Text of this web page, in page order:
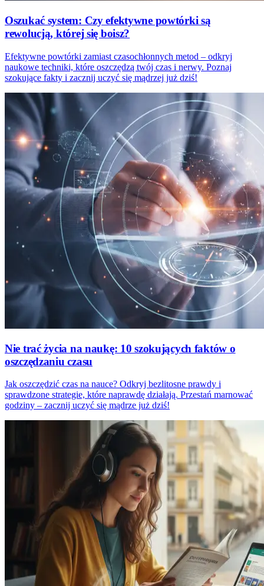
Oszukać system: Czy efektywne powtórki są
rewolucją, której się boisz?
Efektywne powtórki zamiast czasochłonnych metod – odkryj
naukowe techniki, które oszczędzą twój czas i nerwy. Poznaj
szokujące fakty i zacznij uczyć się mądrzej już dziś!
Nie trać życia na naukę: 10 szokujących faktów o
oszczędzaniu czasu
Jak oszczędzić czas na nauce? Odkryj bezlitosne prawdy i
sprawdzone strategie, które naprawdę działają. Przestań marnować
godziny – zacznij uczyć się mądrze już dziś!